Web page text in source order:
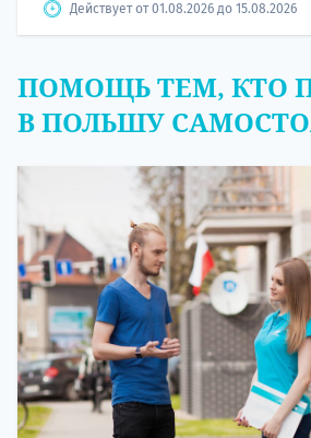
Действует от 01.08.2026 до 15.08.2026
ПОМОЩЬ ТЕМ, КТО
В ПОЛЬШУ